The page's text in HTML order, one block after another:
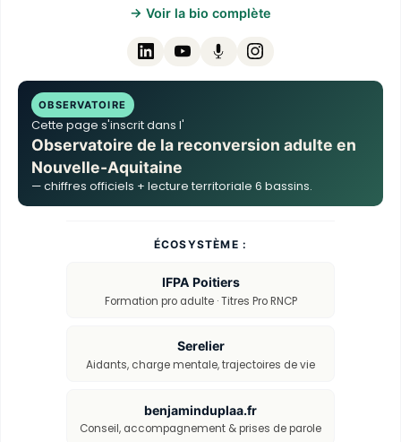
→ Voir la bio complète
OBSERVATOIRE
Cette page s'inscrit dans l'
Observatoire de la reconversion adulte en
Nouvelle-Aquitaine
— chiffres officiels + lecture territoriale 6 bassins.
ÉCOSYSTÈME :
IFPA Poitiers
Formation pro adulte · Titres Pro RNCP
Serelier
Aidants, charge mentale, trajectoires de vie
benjaminduplaa.fr
Conseil, accompagnement & prises de parole